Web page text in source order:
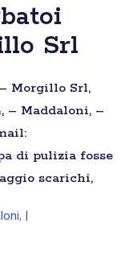
Srl
Morgillo Srl,
– Maddaloni, –
di pulizia fosse
scarichi,
,